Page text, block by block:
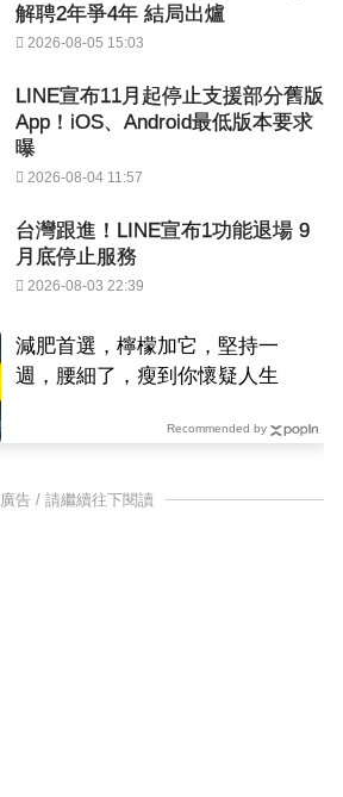
解聘2年爭4年 結局出爐
2026-08-05 15:03
LINE宣布11月起停止支援部分舊版
App！iOS、Android最低版本要求
曝
2026-08-04 11:57
台灣跟進！LINE宣布1功能退場 9
月底停止服務
2026-08-03 22:39
減肥首選，檸檬加它，堅持一
週，腰細了，瘦到你懷疑人生
Recommended by
廣告 / 請繼續往下閱讀